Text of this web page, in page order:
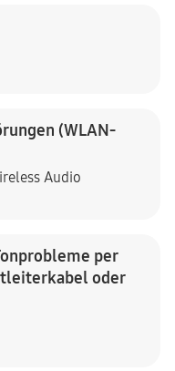
(WLAN-
Audio
per
oder